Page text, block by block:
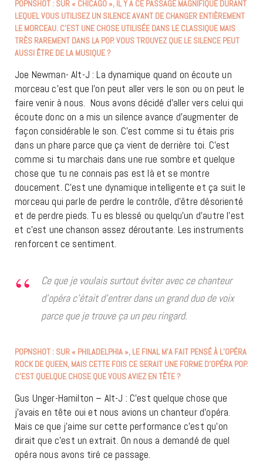
POPNSHOT : SUR « CHICAGO », IL Y A CE PASSAGE MAGNIFIQUE DURANT
LEQUEL VOUS UTILISEZ UN SILENCE AVANT DE CHANGER ENTIÈREMENT
LE MORCEAU. C’EST UNE CHOSE UTILISÉE DANS LE CLASSIQUE MAIS
TRÈS RAREMENT DANS LA POP. VOUS TROUVEZ QUE LE SILENCE PEUT
AUSSI ÊTRE DE LA MUSIQUE ?
Joe Newman- Alt-J : La dynamique quand on écoute un
morceau c’est que l’on peut aller vers le son ou on peut le
faire venir à nous. Nous avons décidé d’aller vers celui qui
écoute donc on a mis un silence avance d’augmenter de
façon considérable le son. C’est comme si tu étais pris
dans un phare parce que ça vient de derrière toi. C’est
comme si tu marchais dans une rue sombre et quelque
chose que tu ne connais pas est là et se montre
doucement. C’est une dynamique intelligente et ça suit le
morceau qui parle de perdre le contrôle, d’être désorienté
et de perdre pieds. Tu es blessé ou quelqu’un d’autre l’est
et c’est une chanson assez déroutante. Les instruments
renforcent ce sentiment.
Ce que je voulais surtout éviter avec ce chanteur
d’opéra c’était d’entrer dans un grand duo de voix
parce que je trouve ça un peu ringard.
POPNSHOT : SUR « PHILADELPHIA », LE FINAL M’A FAIT PENSÉ À L’OPÉRA
ROCK DE QUEEN, MAIS CETTE FOIS CE SERAIT UNE FORME D’OPÉRA POP.
C’EST QUELQUE CHOSE QUE VOUS AVIEZ EN TÊTE ?
Gus Unger-Hamilton – Alt-J : C’est quelque chose que
j’avais en tête oui et nous avions un chanteur d’opéra.
Mais ce que j’aime sur cette performance c’est qu’on
dirait que c’est un extrait. On nous a demandé de quel
opéra nous avons tiré ce passage.